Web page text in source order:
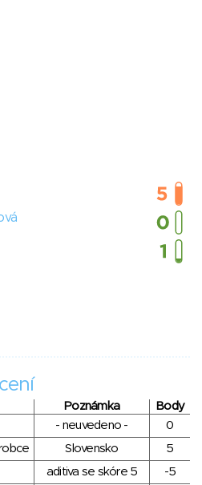
Poznámka
Body
- neuvedeno -
0
Slovensko
5
aditiva se skóre 5 -5